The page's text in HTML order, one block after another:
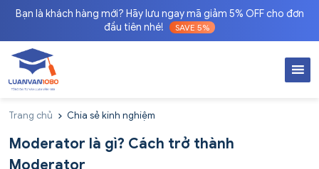
Bạn là khách hàng mới? Hãy lưu ngay mã giảm 5% OFF cho đơn
đầu tiên nhé!
SAVE 5%
Trang chủ Chia sẻ kinh nghiệm
Moderator là gì? Cách trở thành
Moderator